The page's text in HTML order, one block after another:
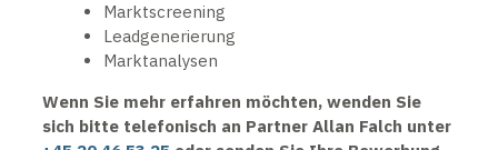
Marktscreening
Leadgenerierung
Marktanalysen
Wenn Sie mehr erfahren möchten, wenden Sie
sich bitte telefonisch an Partner Allan Falch unter